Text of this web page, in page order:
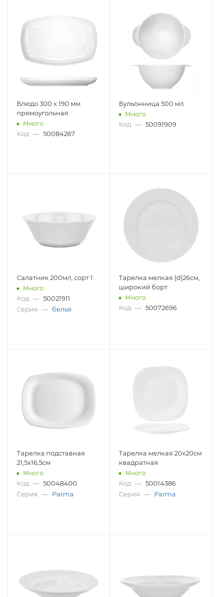
Блюдо 300 х 190 мм
прямоугольная
Много
Код — 50084267
Бульонница 500 мл
Много
Код — 50091909
Салатник 200мл, сорт 1
Много
Код — 50021911
Серия — бельё
Тарелка мелкая (d)26см,
широкий борт
Много
Код — 50072696
Тарелка подставная
21,5х16,5см
Много
Код — 50048400
Серия — Parma
Тарелка мелкая 20х20см
квадратная
Много
Код — 50014386
Серия — Parma